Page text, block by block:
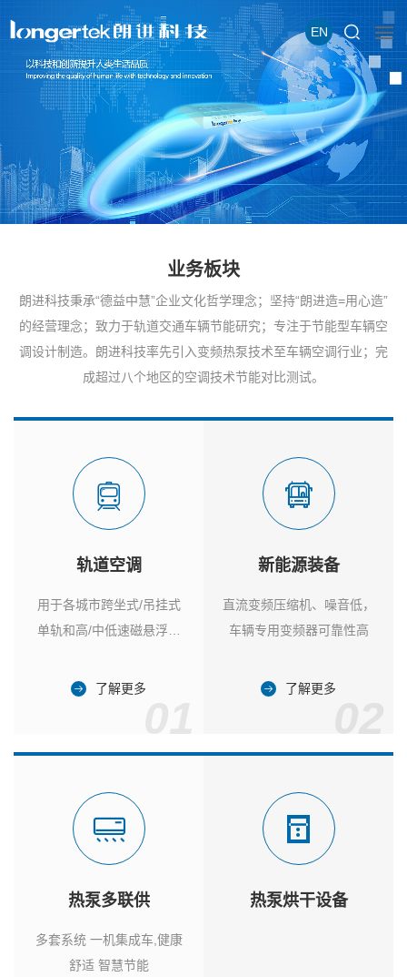
EN
业务板块
朗进科技秉承“德益中慧”企业文化哲学理念；坚持“朗进造=用心造”
的经营理念；致力于轨道交通车辆节能研究；专注于节能型车辆空
调设计制造。朗进科技率先引入变频热泵技术至车辆空调行业；完
成超过八个地区的空调技术节能对比测试。
轨道空调
用于各城市跨坐式/吊挂式
单轨和高/中低速磁悬浮列
了解更多
新能源装备
直流变频压缩机、噪音低，
车辆专用变频器可靠性高
了解更多
热泵多联供
多套系统 一机集成车,健康
舒适 智慧节能
热泵烘干设备